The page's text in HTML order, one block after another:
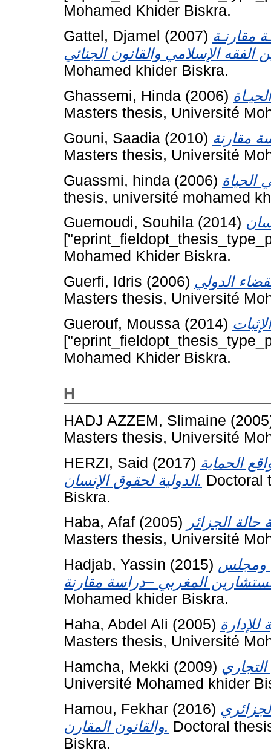
Mohamed Khider Biskra.
Gattel, Djamel (2007) مقارنـة
Mohamed khider Biskra.
Ghassemi, Hinda (2006)
Masters thesis, Université
Gouni, Saadia (2010)
Masters thesis, Université
Guassmi, hinda (2006)
thesis, université mohamed
Guemoudi, Souhila (2014)
Mohamed Khider Biskra.
Guerfi, Idris (2006)
Masters thesis, Université
Guerouf, Moussa (2014)
Mohamed Khider Biskra.
H
HADJ AZZEM, Slimaine
Masters thesis, Université
HERZI, Said (2017) الأممي 1373على واقع الحماية
الدولية لحقوق الإنسان. Doctoral
Biskra.
Haba, Afaf (2005)
Masters thesis, Université
Hadjab, Yassin (2015) ومجلس
Mohamed khider Biskra.
Haha, Abdel Ali (2005)
Masters thesis, Université
Hamcha, Mekki (2009)
Université Mohamed khider
Hamou, Fekhar (2016)
والقانون المقارن. Doctoral
Biskra.